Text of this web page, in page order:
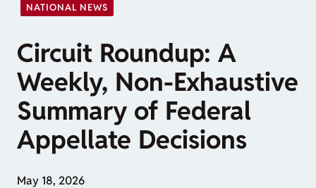
NATIONAL NEWS
Circuit Roundup: A
Weekly, Non-Exhaustive
Summary of Federal
Appellate Decisions
May 18, 2026